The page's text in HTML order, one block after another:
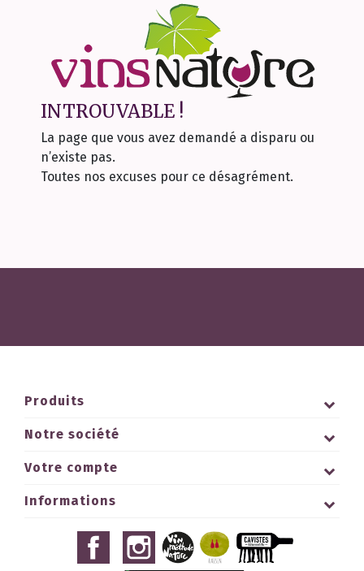
INTROUVABLE !
La page que vous avez demandé a disparu ou
n’existe pas.
Toutes nos excuses pour ce désagrément.
Produits
Notre société
Votre compte
Informations